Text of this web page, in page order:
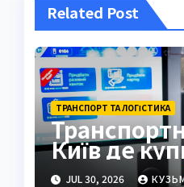
Related Post
ТРАНСПОРТ ТА ЛОГІСТИКА
Київ де
році
JUL 30, 2026